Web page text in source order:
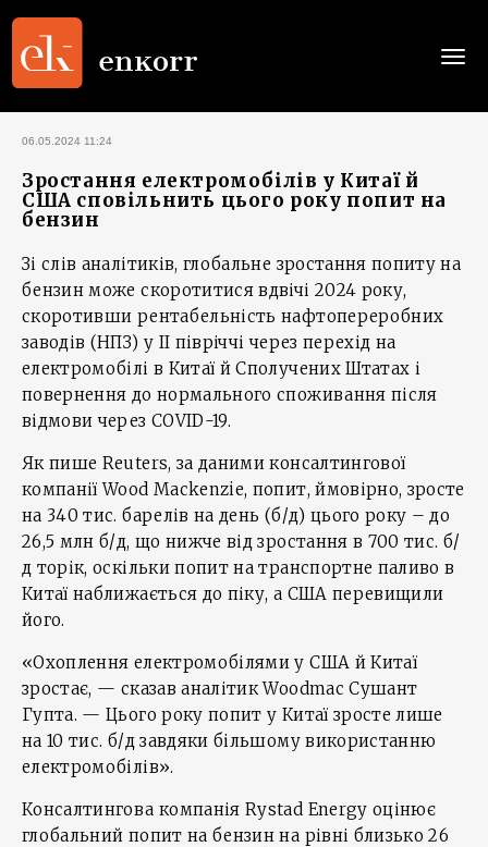
06.05.2024 11:24
Зростання електромобілів у Китаї й
США сповільнить цього року попит на
бензин
Зі слів аналітиків, глобальне зростання попиту на
бензин може скоротитися вдвічі 2024 року,
скоротивши рентабельність нафтопереробних
заводів (НПЗ) у ІІ півріччі через перехід на
електромобілі в Китаї й Сполучених Штатах і
повернення до нормального споживання після
відмови через COVID-19.
Як пише Reuters, за даними консалтингової
компанії Wood Mackenzie, попит, ймовірно, зросте
на 340 тис. барелів на день (б/д) цього року – до
26,5 млн б/д, що нижче від зростання в 700 тис. б/
д торік, оскільки попит на транспортне паливо в
Китаї наближається до піку, а США перевищили
його.
«Охоплення електромобілями у США й Китаї
зростає, — сказав аналітик Woodmac Сушант
Гупта. — Цього року попит у Китаї зросте лише
на 10 тис. б/д завдяки більшому використанню
електромобілів».
Консалтингова компанія Rystad Energy оцінює
глобальний попит на бензин на рівні близько 26